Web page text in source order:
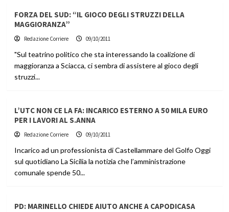
FORZA DEL SUD: “IL GIOCO DEGLI STRUZZI DELLA
MAGGIORANZA”
Redazione Corriere 09/10/2011
"Sul teatrino politico che sta interessando la coalizione di
maggioranza a Sciacca, ci sembra di assistere al gioco degli
struzzi...
L’UTC NON CE LA FA: INCARICO ESTERNO A 50 MILA EURO
PER I LAVORI AL S.ANNA
Redazione Corriere 09/10/2011
Incarico ad un professionista di Castellammare del Golfo Oggi
sul quotidiano La Sicilia la notizia che l’amministrazione
comunale spende 50...
PD: MARINELLO CHIEDE AIUTO ANCHE A CAPODICASA